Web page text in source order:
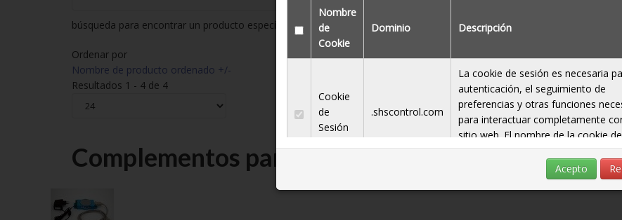
búsqueda para encontrar un producto específico.
Ordenar por
Nombre de producto ordenado +/-
Resultados 1 - 4 de 4
Complementos para Terminal P2231
Nombre
de
Cookie
Dominio Descripción
Cookie
de
Sesión
.shscontrol.com
La cookie de sesión es necesaria
autenticación, el seguimiento de
preferencias y otras funciones
para interactuar completamente
sitio web. El nombre de la cookie de
sesión se genera aleatoriamente.
Acepto